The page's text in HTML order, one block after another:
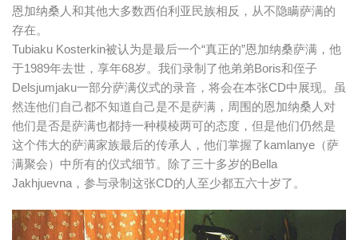
恩加纳桑人和其他大多数西伯利亚民族相反，从不隐瞒萨满的
存在。
Tubiaku Kosterkin被认为是最后一个“真正的”恩加纳桑萨满，他
于1989年去世，享年68岁。我们录制了他弟弟Boris和侄子
Delsjumjaku一部分萨满仪式的录音，将会在本张CD中展现。虽
然连他们自己都不知道自己是不是萨满，周围的恩加纳桑人对
他们是否是萨满也都持一种模棱两可的态度，但是他们仍然是
这个伟大的萨满家族最后的传承人，他们掌握了kamlanye（萨
满聚会）中所有的仪式细节。除了三十多岁的Bella
Jakhjuevna，参与录制这张CD的人至少都五六十岁了。